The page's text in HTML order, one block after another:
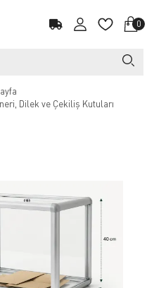
0
Dilek ve Çekiliş Kutuları